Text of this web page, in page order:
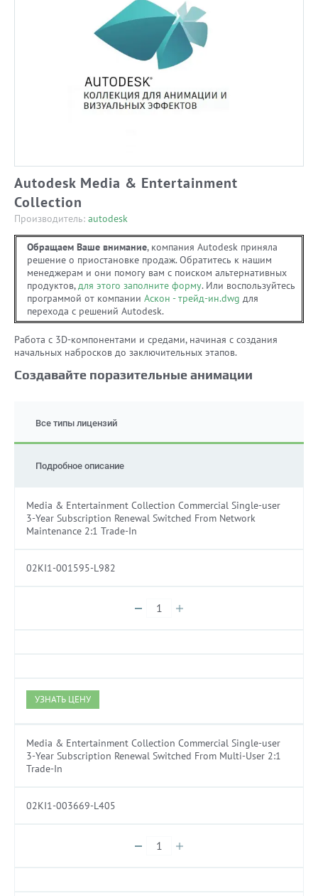
Autodesk Media & Entertainment
Collection
Производитель: autodesk
Обращаем Ваше внимание, компания Autodesk приняла
решение о приостановке продаж. Обратитесь к нашим
менеджерам и они помогу вам с поиском альтернативных
продуктов,для этого заполните форму. Или воспользуйтесь
программой от компании Аскон - трейд-ин.dwg для
перехода с решений Autodesk.
Работа с 3D-компонентами и средами, начиная с создания
начальных набросков до заключительных этапов.
Создавайте поразительные анимации
Все типы лицензий
Подробное описание
Media & Entertainment Collection Commercial Single-user
3-Year Subscription Renewal Switched From Network
Maintenance 2:1 Trade-In
02KI1-001595-L982
УЗНАТЬ ЦЕНУ
Media & Entertainment Collection Commercial Single-user
3-Year Subscription Renewal Switched From Multi-User 2:1
Trade-In
02KI1-003669-L405